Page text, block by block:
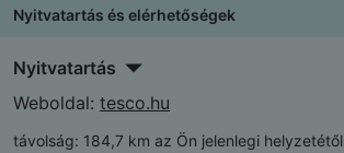
Nyitvatartás és elérhetőségek
Nyitvatartás
Weboldal: tesco.hu
távolság: 184,7 km az Ön jelenlegi helyzetétől